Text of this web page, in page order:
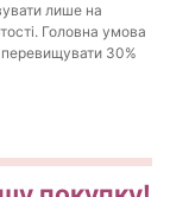
лише на
Головна умова
30%